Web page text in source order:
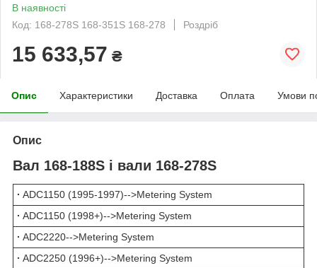
В наявності
Код: 168-278S 168-351S 168-278
Роздріб
15 633,57 ₴
Опис Характеристики Доставка Оплата Умови
Опис
Вал 168-188S і вали 168-278S
· ADC1150 (1995-1997)-->Metering System
· ADC1150 (1998+)-->Metering System
· ADC2220-->Metering System
· ADC2250 (1996+)-->Metering System